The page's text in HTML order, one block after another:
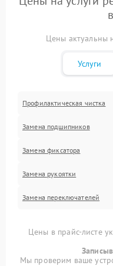
Цены актуальны
Услуги
Профилактическая чистка
Замена подшипников
Замена фиксатора
Замена рукоятки
Замена переключателей
Цены в прайс-листе
Мы проверим ваше